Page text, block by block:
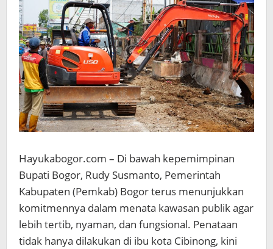
Hayukabogor.com – Di bawah kepemimpinan
Bupati Bogor, Rudy Susmanto, Pemerintah
Kabupaten (Pemkab) Bogor terus menunjukkan
komitmennya dalam menata kawasan publik agar
lebih tertib, nyaman, dan fungsional. Penataan
tidak hanya dilakukan di ibu kota Cibinong, kini